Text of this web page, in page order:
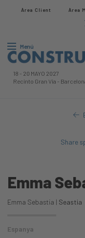
Àrea Client Àrea
Menú
18 - 20 MAYO 2027
Recinto Gran Via -
Share
Emma
Emma Sebastia | Seastia
Espanya